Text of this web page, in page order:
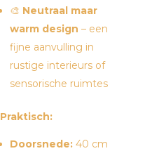
🎨 Neutraal maar
warm design – een
fijne aanvulling in
rustige interieurs of
sensorische ruimtes
Praktisch:
Doorsnede: 40 cm